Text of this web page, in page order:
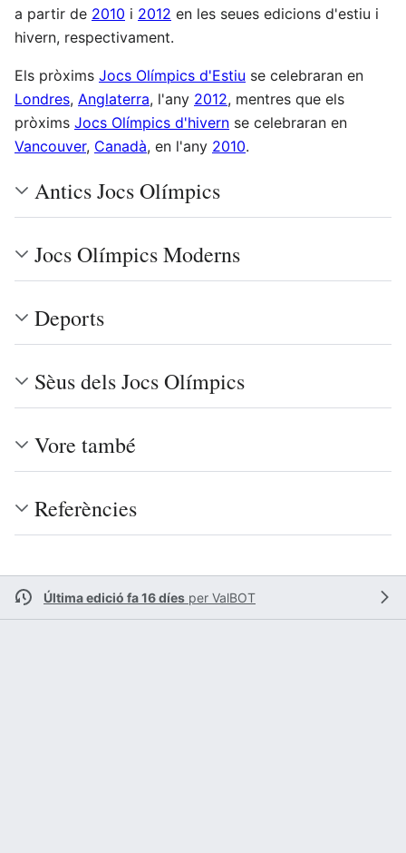
a partir de 2010 i 2012 en les seues edicions d'estiu i
hivern, respectivament.
Els pròxims Jocs Olímpics d'Estiu se celebraran en
Londres, Anglaterra, l'any 2012, mentres que els
pròxims Jocs Olímpics d'hivern se celebraran en
Vancouver, Canadà, en l'any 2010.
Antics Jocs Olímpics
Jocs Olímpics Moderns
Deports
Sèus dels Jocs Olímpics
Vore també
Referències
Última edició fa 16 díes per ValBOT